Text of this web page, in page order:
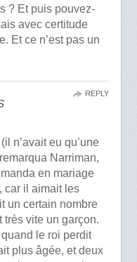
? Et puis pouvez-
avec certitude
Et ce n’est pas un
n’avait eu qu’une
Narriman,
en mariage
car il aimait les
un certain nombre
très vite un garçon.
le roi perdit
plus âgée, et deux
REPLY